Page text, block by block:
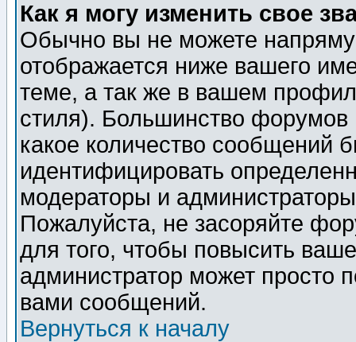
Как я могу изменить свое
Обычно вы не можете
отображается ниже вашего
теме, а так же в вашем
стиля). Большинство форумов
какое количество сообщений
идентифицировать
модераторы и
Пожалуйста, не засоряйте
для того, чтобы повысить
администратор может просто
вами сообщений.
Вернуться к началу